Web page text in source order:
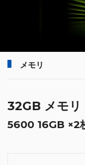
メモリ
32GB メモ
5600 16GB ×2